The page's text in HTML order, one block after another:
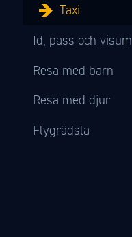
Taxi
Id, pass och visum
Resa med barn
Resa med djur
Flygrädsla